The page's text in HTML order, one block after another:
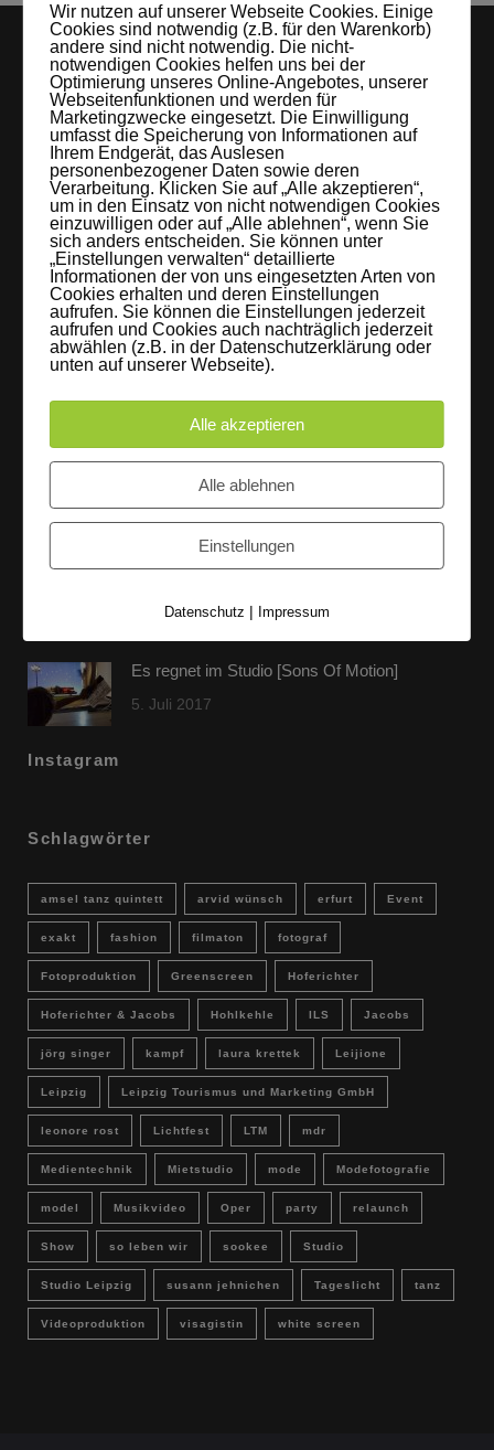
LEIPZIGS MIETSTUDIO
Hier lassen sich Foto- und Videoproduktionen aller Art in
entspannter Loftatmosphäre realisieren. Alles da, was man
braucht: Technik, Platz, Couch und Kaffee. Folgt uns!
Letzte Beiträge
60 Jahre WG UNITAS eG [Scholz & Heinz]
9. Oktober 2017
FLAMINGOCAT Premium Collection [Susann
24. Juli 2017
Es regnet im Studio [Sons Of Motion]
5. Juli 2017
Instagram
Schlagwörter
amsel tanz quintett arvid wünsch erfurt Event
exakt fashion filmaton fotograf
Fotoproduktion Greenscreen Hoferichter
Hoferichter & Jacobs Hohlkehle ILS Jacobs
jörg singer kampf laura krettek Leijione
Leipzig Leipzig Tourismus und Marketing GmbH
leonore rost Lichtfest LTM mdr
Medientechnik Mietstudio mode Modefotografie
model Musikvideo Oper party relaunch
Show so leben wir sookee Studio
Studio Leipzig susann jehnichen Tageslicht tanz
Videoproduktion visagistin white screen
Wir nutzen auf unserer Webseite Cookies. Einige
Cookies sind notwendig (z.B. für den Warenkorb)
andere sind nicht notwendig. Die nicht-
notwendigen Cookies helfen uns bei der
Optimierung unseres Online-Angebotes, unserer
Webseitenfunktionen und werden für
Marketingzwecke eingesetzt. Die Einwilligung
umfasst die Speicherung von Informationen auf
Ihrem Endgerät, das Auslesen
personenbezogener Daten sowie deren
Verarbeitung. Klicken Sie auf „Alle akzeptieren“,
um in den Einsatz von nicht notwendigen Cookies
einzuwilligen oder auf „Alle ablehnen“, wenn Sie
sich anders entscheiden. Sie können unter
„Einstellungen verwalten“ detaillierte
Informationen der von uns eingesetzten Arten von
Cookies erhalten und deren Einstellungen
aufrufen. Sie können die Einstellungen jederzeit
aufrufen und Cookies auch nachträglich jederzeit
abwählen (z.B. in der Datenschutzerklärung oder
unten auf unserer Webseite).
Alle akzeptieren
Alle ablehnen
Einstellungen
Datenschutz | Impressum